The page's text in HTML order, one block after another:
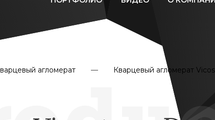
агломерат Кварцевый агломерат